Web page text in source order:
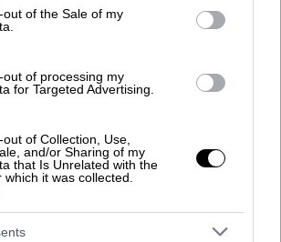
out of the Sale of my
out of processing my
for Targeted Advertising.
of Collection, Use,
and/or Sharing of my
that Is Unrelated with the
it was collected.
Ψυχογιός), σε σκηνοθεσία του
και σενάριο των
και Κώστα
τη νέα τηλεοπτική σεζόν.
cast ηθοποιών «Η
μεταφέρει τη δεκαετία του '60
της Κρήτης. Η νεαρή
Αρχοντάκη (
το Λονδίνο, στον τόπο της